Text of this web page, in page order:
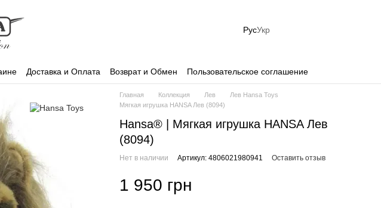
РусУкр
Доставка и Оплата Возврат и Обмен Пользовательское соглашение
Главная Коллекция Лев
Лев Hansa Toys
Мягкая игрушка HANSA Лев (8094)
Hansa® | Мягкая игрушка HANSA Лев
(8094)
Нет в наличии Артикул: 4806021980941 Оставить отзыв
1 950 грн